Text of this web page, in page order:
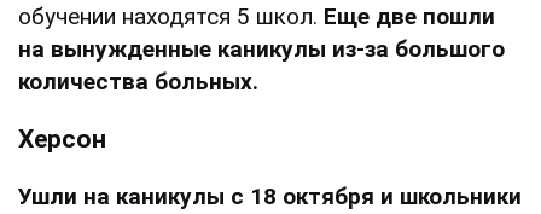
обучении находятся 5 школ. Еще две пошли
на вынужденные каникулы из-за большого
количества больных.
Херсон
Ушли на каникулы с 18 октября и школьники